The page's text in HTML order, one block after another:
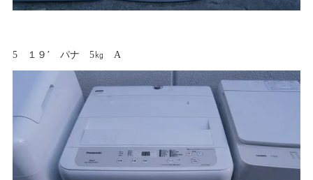
5 １９’ パナ 5㎏ A